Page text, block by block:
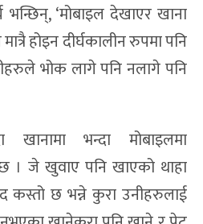
‘मोबाइल देखाएर खाना
होइन दीर्घकालीन रुपमा पनि
भोक लागे पनि नलागे पनि
भन्दा मोबाइलमा
। जे खुवाए पनि खाएको थाहा
छ भन्ने कुरा उनीहरुलाई